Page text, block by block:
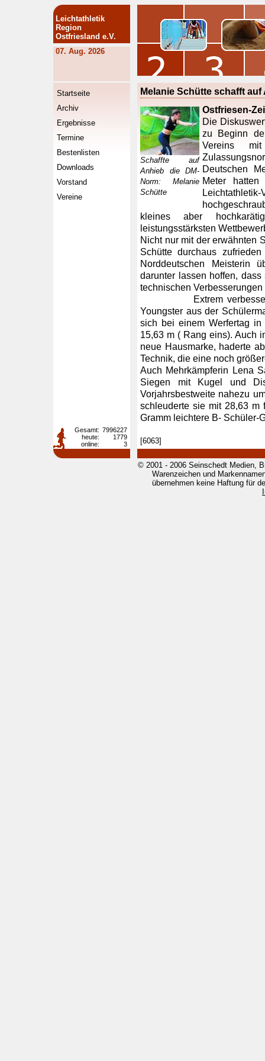
Leichtathletik
Region
Ostfriesland e.V.
07. Aug. 2026
Startseite
Archiv
Ergebnisse
Termine
Bestenlisten
Downloads
Vorstand
Vereine
Melanie Schütte schafft
Schaffte auf
Anhieb die DM-
Norm: Melanie
Schütte
Ostfriesen-
Die
zu Beginn
Vereins
Deutschen
Meter
kleines aber
leistungsstärksten
Nicht nur mit der erwähnten
Schütte durchaus
Norddeutschen Meisterin
darunter lassen hoffen,
technischen
Extrem verbessert
Youngster aus der
sich bei einem Werfertag
15,63 m ( Rang eins). Auch
neue Hausmarke, haderte
Technik, die eine noch
Auch Mehrkämpferin Lena
Siegen mit Kugel und
Vorjahrsbestweite nahezu
schleuderte sie mit 28,63
Gramm leichtere B- Schüler-
[6063]
Gesamt: 7996227
heute:
1779
online:
3
© 2001 - 2006 Seinschedt Medien,
Warenzeichen und
übernehmen keine Haftung für